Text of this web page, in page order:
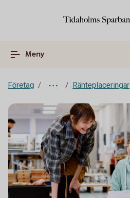
Meny
Företag Ränteplaceringar